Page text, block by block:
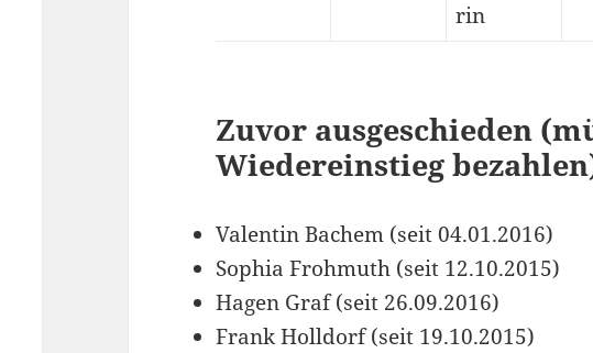
rin
Zuvor ausgeschieden
Wiedereinstieg
Valentin Bachem (seit 04.01.2016)
Sophia Frohmuth (seit 12.10.2015)
Hagen Graf (seit 26.09.2016)
Frank Holldorf (seit 19.10.2015)